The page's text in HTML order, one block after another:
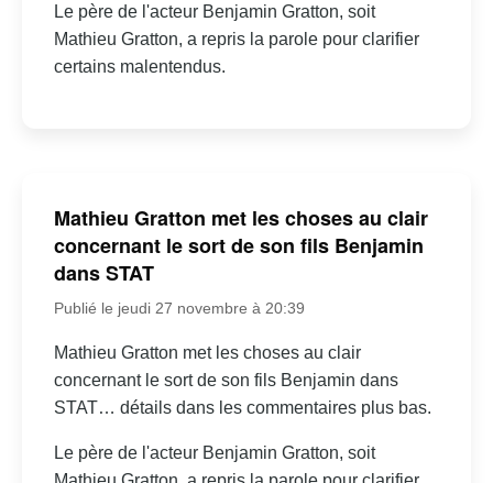
Le père de l'acteur Benjamin Gratton, soit
Mathieu Gratton, a repris la parole pour clarifier
certains malentendus.
Mathieu Gratton met les choses au clair
concernant le sort de son fils Benjamin
dans STAT
Publié le jeudi 27 novembre à 20:39
Mathieu Gratton met les choses au clair
concernant le sort de son fils Benjamin dans
STAT… détails dans les commentaires plus bas.
Le père de l'acteur Benjamin Gratton, soit